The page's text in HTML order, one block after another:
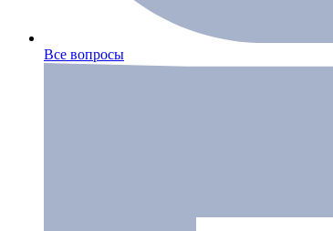
Все вопросы